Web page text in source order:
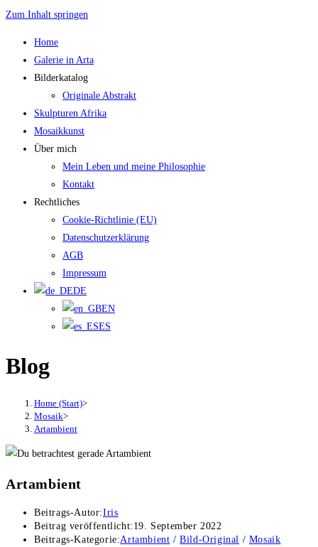
Zum Inhalt springen
Home
Galerie in Arta
Bilderkatalog
Originale Abstrakt
Skulpturen Afrika
Mosaikkunst
Über mich
Mein Leben und meine Philosophie
Kontakt
Rechtliches
Cookie-Richtlinie (EU)
Datenschutzerklärung
AGB
Impressum
DE
EN
ES
Blog
Home (Start)>
Mosaik>
Artambient
Artambient
Beitrags-Autor:Iris
Beitrag veröffentlicht: 19. September 2022
Beitrags-Kategorie:Artambient / Bild-Original / Mosaik